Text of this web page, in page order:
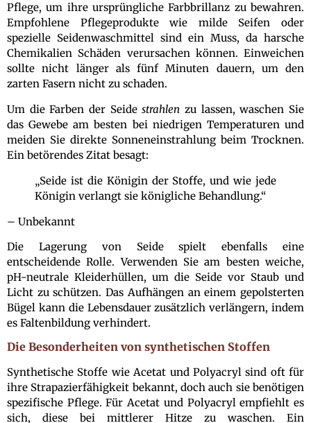
Pflege, um ihre ursprüngliche Farbbrillanz zu bewahren.
Empfohlene Pflegeprodukte wie milde Seifen oder
spezielle Seidenwaschmittel sind ein Muss, da harsche
Chemikalien Schäden verursachen können. Einweichen
sollte nicht länger als fünf Minuten dauern, um den
zarten Fasern nicht zu schaden.
Um die Farben der Seidestrahlen zu lassen, waschen Sie
das Gewebe am besten bei niedrigen Temperaturen und
meiden Sie direkte Sonneneinstrahlung beim Trocknen.
Ein betörendes Zitat besagt:
„Seide ist die Königin der Stoffe, und wie jede
Königin verlangt sie königliche Behandlung.“
– Unbekannt
Die Lagerung von Seide spielt ebenfalls eine
entscheidende Rolle. Verwenden Sie am besten weiche,
pH-neutrale Kleiderhüllen, um die Seide vor Staub und
Licht zu schützen. Das Aufhängen an einem gepolsterten
Bügel kann die Lebensdauer zusätzlich verlängern, indem
es Faltenbildung verhindert.
Die Besonderheiten von synthetischen Stoffen
Synthetische Stoffe wie Acetat und Polyacryl sind oft für
ihre Strapazierfähigkeit bekannt, doch auch sie benötigen
spezifische Pflege. Für Acetat und Polyacryl empfiehlt es
sich, diese bei mittlerer Hitze zu waschen. Ein